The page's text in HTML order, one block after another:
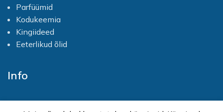
Parfüümid
Kodukeemia
Kingiideed
Eeterlikud õlid
Info